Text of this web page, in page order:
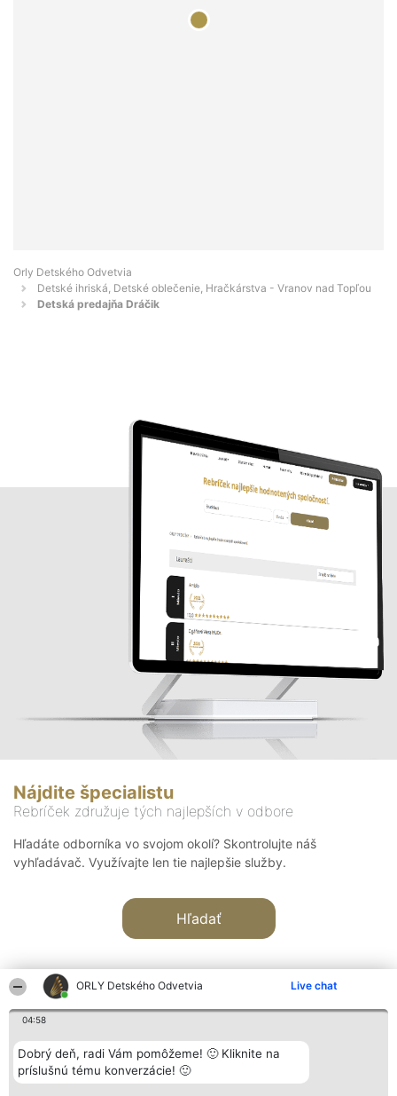
ORLY Detského Odvetvia Live chat
04:58
Dobrý deň, radi Vám pomôžeme! 🙂 Kliknite na
príslušnú tému konverzácie! 🙂
Orly Detského Odvetvia
Detské ihriská, Detské oblečenie, Hračkárstva - Vranov nad Topľou
Detská predajňa Dráčik
Nájdite špecialistu
Rebríček združuje tých najlepších v odbore
Hľadáte odborníka vo svojom okolí? Skontrolujte náš
vyhľadávač. Využívajte len tie najlepšie služby.
Hľadať
Organizátor hodnotenia
Bright Side Solutions sp. z o.
o. sp. k.
Hodnotenie
Laureáti
Lista
Kontakt
Kontakt